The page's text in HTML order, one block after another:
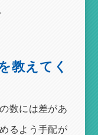
教えてく
数には差があ
るよう手配が